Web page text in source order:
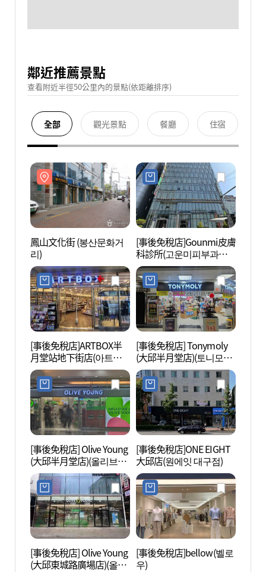
鄰近推薦景點
查看附近半徑50公里內的景點(依距離排序)
全部 觀光景點 餐廳 住宿
鳳山文化街 (봉산문화거
리)
[事後免稅店]Gounmi皮膚
科診所(고운미피부과의
원)
[事後免稅店]ARTBOX半
月堂站地下街店(아트박
스 반월당역사점)
[事後免稅店] Tonymoly
(大邱半月堂店)(토니모리
대구반월당점)
[事後免稅店] Olive Young
(大邱半月堂店)(올리브영
대구반월당점)
[事後免稅店]ONE EIGHT
大邱店(원에잇 대구점)
[事後免稅店] Olive Young
(大邱東城路廣場店)(올리
[事後免稅店]bellow(벨로
우)